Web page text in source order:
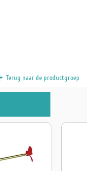
Terug naar de productgroep